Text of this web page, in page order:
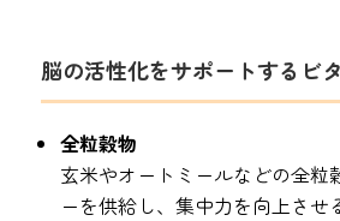
脳の活性化をサポートするビ
全粒穀物
玄米やオートミールなどの全
ーを供給し、集中力を向上させ